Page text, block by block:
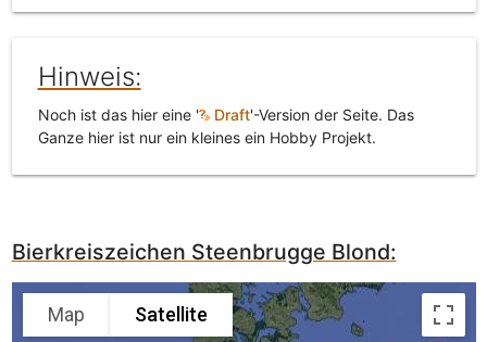
Hinweis:
Noch ist das hier eine ' Draft'-Version der Seite. Das
Ganze hier ist nur ein kleines ein Hobby Projekt.
Bierkreiszeichen Steenbrugge Blond:
Map Satellite